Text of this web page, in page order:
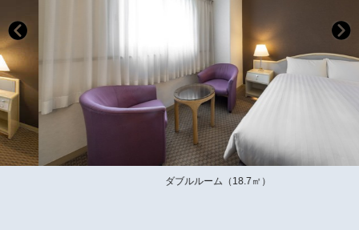
ダブルルーム（18.7㎡）